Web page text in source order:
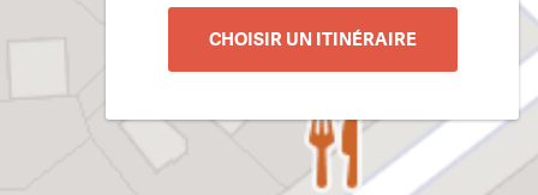
CHOISIR UN ITINÉRAIRE